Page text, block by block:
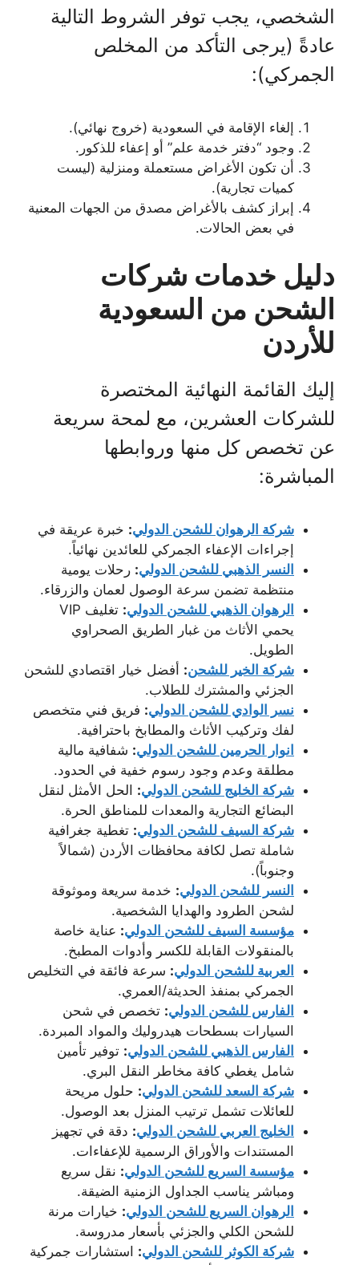
الشخصي، يجب توفر الشروط التالية
عادةً (يرجى التأكد من المخلص
الجمركي):
إلغاء الإقامة في السعودية (خروج نهائي).
وجود “دفتر خدمة علم” أو إعفاء للذكور.
أن تكون الأغراض مستعملة ومنزلية (ليست
كميات تجارية).
إبراز كشف بالأغراض مصدق من الجهات المعنية
في بعض الحالات.
دليل خدمات شركات
الشحن من السعودية
للأردن
إليك القائمة النهائية المختصرة
للشركات العشرين، مع لمحة سريعة
عن تخصص كل منها وروابطها
المباشرة:
شركة الرهوان للشحن الدولي: خبرة عريقة في
إجراءات الإعفاء الجمركي للعائدين نهائياً.
النسر الذهبي للشحن الدولي: رحلات يومية
منتظمة تضمن سرعة الوصول لعمان والزرقاء.
الرهوان الذهبي للشحن الدولي:
تغليف VIP
يحمي الأثاث من غبار الطريق الصحراوي
الطويل.
شركة الخير للشحن: أفضل خيار اقتصادي للشحن
الجزئي والمشترك للطلاب.
نسر الوادي للشحن الدولي: فريق فني متخصص
لفك وتركيب الأثاث والمطابخ باحترافية.
انوار الحرمين للشحن الدولي: شفافية مالية
مطلقة وعدم وجود رسوم خفية في الحدود.
شركة الخليج للشحن الدولي: الحل الأمثل لنقل
البضائع التجارية والمعدات للمناطق الحرة.
شركة السيف للشحن الدولي: تغطية جغرافية
شاملة تصل لكافة محافظات الأردن (شمالاً
وجنوباً).
النسر للشحن الدولي: خدمة سريعة وموثوقة
لشحن الطرود والهدايا الشخصية.
مؤسسة السيف للشحن الدولي: عناية خاصة
بالمنقولات القابلة للكسر وأدوات المطبخ.
العربية للشحن الدولي: سرعة فائقة في التخليص
الجمركي بمنفذ الحديثة/العمري.
الفارس للشحن الدولي: تخصص في شحن
السيارات بسطحات هيدروليك والمواد المبردة.
الفارس الذهبي للشحن الدولي: توفير تأمين
شامل يغطي كافة مخاطر النقل البري.
شركة السعد للشحن الدولي: حلول مريحة
للعائلات تشمل ترتيب المنزل بعد الوصول.
الخليج العربي للشحن الدولي: دقة في تجهيز
المستندات والأوراق الرسمية للإعفاءات.
مؤسسة السريع للشحن الدولي: نقل سريع
ومباشر يناسب الجداول الزمنية الضيقة.
الرهوان السريع للشحن الدولي: خيارات مرنة
للشحن الكلي والجزئي بأسعار مدروسة.
شركة الكوثر للشحن الدولي: استشارات جمركية